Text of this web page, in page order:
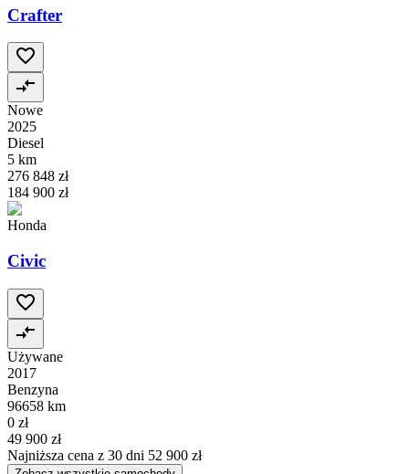
Crafter
Nowe
2025
Diesel
5 km
276 848 zł
184 900 zł
Honda
Civic
Używane
2017
Benzyna
96658 km
0 zł
49 900 zł
Najniższa cena z 30 dni 52 900 zł